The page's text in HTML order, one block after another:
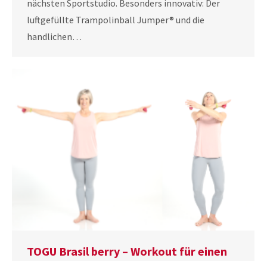
nächsten Sportstudio. Besonders innovativ: Der
luftgefüllte Trampolinball Jumper® und die
handlichen…
TOGU Brasil berry – Workout für einen